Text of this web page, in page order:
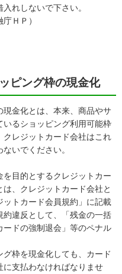
れしないで下さい。
庁ＨＰ）
ピング枠の現金化
金化とは、本来、商品やサ
るショッピング利用可能枠
レジットカード会社はこれ
いでください。
目的とするクレジットカー
、クレジットカード会社と
トカード会員規約」に記載
約違反として、「残金の一括
ドの強制退会」等のペナル
枠を現金化しても、カード
支払わなければなりませ